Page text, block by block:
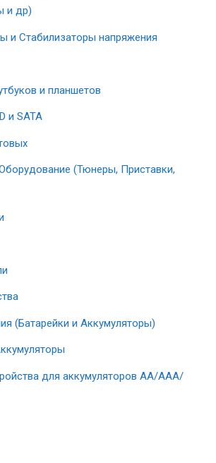
и др)
и Стабилизаторы напряжения
и планшетов
и SATA
(Тюнеры, Приставки,
(Батарейки и Аккумуляторы)
для аккумуляторов AA/AAA/